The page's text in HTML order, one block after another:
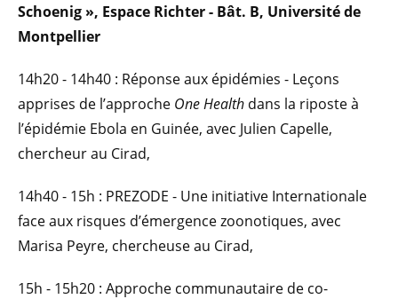
Schoenig », Espace Richter - Bât. B, Université de
Montpellier
14h20 - 14h40 : Réponse aux épidémies - Leçons
apprises de l’approche One Health dans la riposte à
l’épidémie Ebola en Guinée, avec Julien Capelle,
chercheur au Cirad,
14h40 - 15h : PREZODE - Une initiative Internationale
face aux risques d’émergence zoonotiques, avec
Marisa Peyre, chercheuse au Cirad,
15h - 15h20 : Approche communautaire de co-